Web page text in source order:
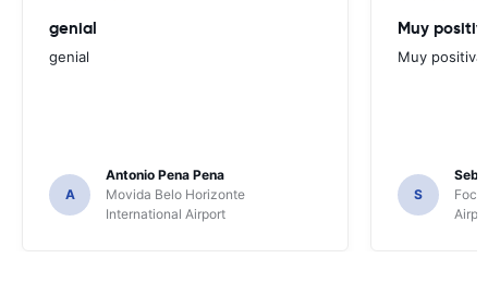
genial
genial
A
Antonio Pena Pena
Movida Belo Horizonte
International Airport
Muy
Muy positiva
S
Foco